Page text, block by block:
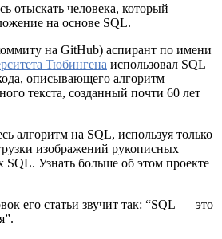
отыскать человека, который
на основе SQL.
на GitHub) аспирант по имени
Тюбингена использовал SQL
описывающего алгоритм
текста, созданный почти 60 лет
алгоритм на SQL, используя только
изображений рукописных
SQL. Узнать больше об этом проекте
его статьи звучит так: “SQL — это